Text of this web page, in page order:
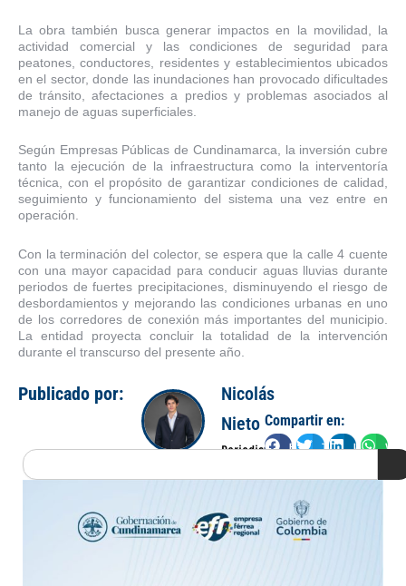
La obra también busca generar impactos en la movilidad, la
actividad comercial y las condiciones de seguridad para
peatones, conductores, residentes y establecimientos ubicados
en el sector, donde las inundaciones han provocado dificultades
de tránsito, afectaciones a predios y problemas asociados al
manejo de aguas superficiales.
Según Empresas Públicas de Cundinamarca, la inversión cubre
tanto la ejecución de la infraestructura como la interventoría
técnica, con el propósito de garantizar condiciones de calidad,
seguimiento y funcionamiento del sistema una vez entre en
operación.
Con la terminación del colector, se espera que la calle 4 cuente
con una mayor capacidad para conducir aguas lluvias durante
periodos de fuertes precipitaciones, disminuyendo el riesgo de
desbordamientos y mejorando las condiciones urbanas en uno
de los corredores de conexión más importantes del municipio.
La entidad proyecta concluir la totalidad de la intervención
durante el transcurso del presente año.
Publicado por:
Nicolás
Nieto
Periodista
Compartir en:
FacebookTwitterLinkedIn
Search